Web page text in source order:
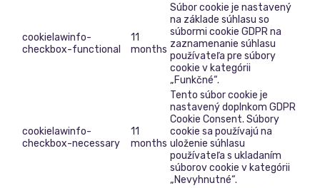
cookielawinfo-
checkbox-functional
11
months
Súbor cookie je nastavený
na základe súhlasu so
súbormi cookie GDPR na
zaznamenanie súhlasu
používateľa pre súbory
cookie v kategórii
„Funkčné“.
cookielawinfo-
checkbox-necessary
11
months
Tento súbor cookie je
nastavený doplnkom GDPR
Cookie Consent. Súbory
cookie sa používajú na
uloženie súhlasu
používateľa s ukladaním
súborov cookie v kategórii
„Nevyhnutné“.